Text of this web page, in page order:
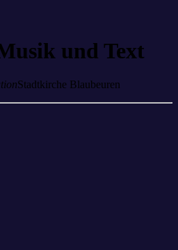
und Text
Stadtkirche Blaubeuren